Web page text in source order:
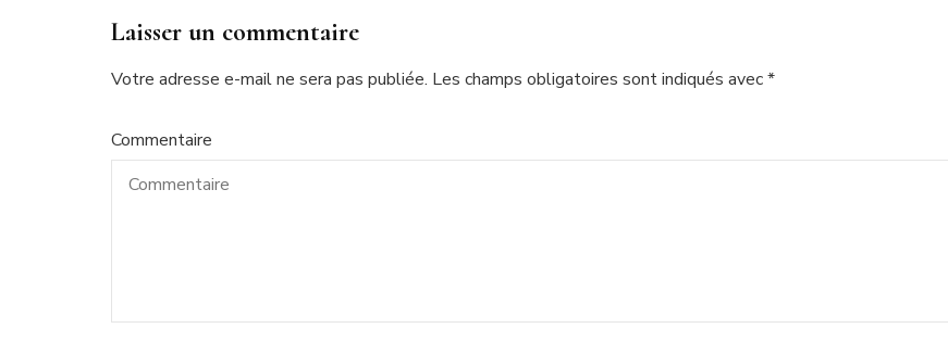
Laisser un commentaire
Votre adresse e-mail ne sera pas publiée. Les champs obligatoires sont indiqués avec*
Commentaire